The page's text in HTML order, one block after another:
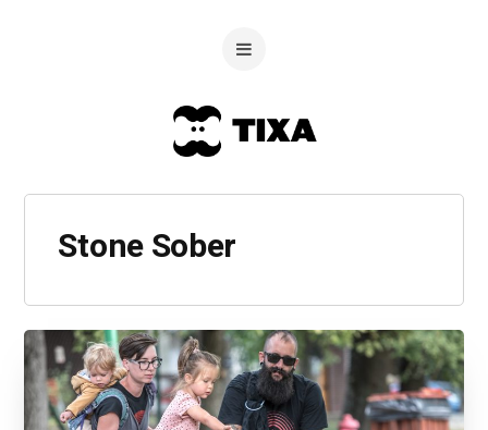
Stone Sober